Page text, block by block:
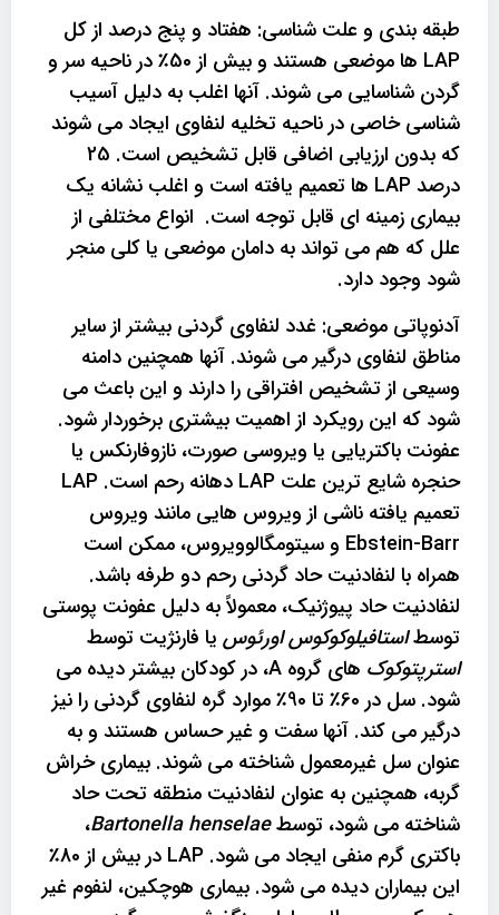
طبقه بندی و علت شناسی: هفتاد و پنج درصد از کل
LAP ها موضعی هستند و بیش از 50٪ در ناحیه سر و
گردن شناسایی می شوند. آنها اغلب به دلیل آسیب
شناسی خاصی در ناحیه تخلیه لنفاوی ایجاد می شوند
که بدون ارزیابی اضافی قابل تشخیص است. 25
درصد LAP ها تعمیم یافته است و اغلب نشانه یک
بیماری زمینه ای قابل توجه است. انواع مختلفی از
علل که هم می تواند به دامان موضعی یا کلی منجر
شود وجود دارد.
آدنوپاتی موضعی: غدد لنفاوی گردنی بیشتر از سایر
مناطق لنفاوی درگیر می شوند. آنها همچنین دامنه
وسیعی از تشخیص افتراقی را دارند و این باعث می
شود که این رویکرد از اهمیت بیشتری برخوردار شود.
عفونت باکتریایی یا ویروسی صورت، نازوفارنکس یا
حنجره شایع ترین علت LAP دهانه رحم است. LAP
تعمیم یافته ناشی از ویروس هایی مانند ویروس
Ebstein-Barr و سیتومگالوویروس، ممکن است
همراه با لنفادنیت حاد گردنی رحم دو طرفه باشد.
لنفادنیت حاد پیوژنیک، معمولاً به دلیل عفونت پوستی
توسطاستافیلوکوکوس اورئوس یا فارنژیت توسط
استرپتوکوک
های گروه A، در کودکان بیشتر دیده می
شود. سل در 60٪ تا 90٪ موارد گره لنفاوی گردنی را نیز
درگیر می کند. آنها سفت و غیر حساس هستند و به
عنوان سل غیرمعمول شناخته می شوند. بیماری خراش
گربه، همچنین به عنوان لنفادنیت منطقه تحت حاد
شناخته می شود، توسطBartonella henselae،
باکتری گرم منفی ایجاد می شود. LAP در بیش از 80٪
این بیماران دیده می شود. بیماری هوچکین، لنفوم غیر